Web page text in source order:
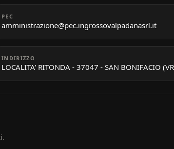
PEC
amministrazione@pec.ingrossovalpadanasrl.it
INDIRIZZO
LOCALITA' RITONDA - 37047 - SAN BONIFACIO